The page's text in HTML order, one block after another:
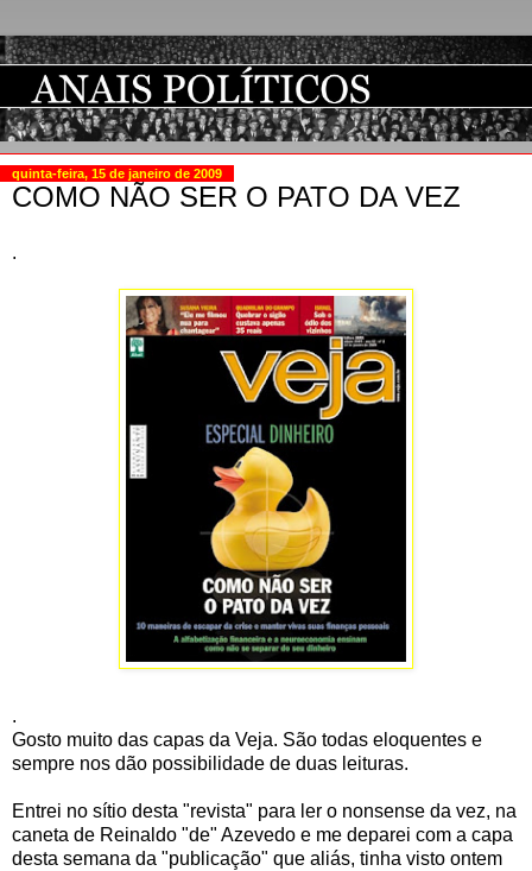
quinta-feira, 15 de janeiro de 2009
COMO NÃO SER O PATO DA VEZ
.
.
Gosto muito das capas da Veja. São todas eloquentes e
sempre nos dão possibilidade de duas leituras.
Entrei no sítio desta "revista" para ler o nonsense da vez, na
caneta de Reinaldo "de" Azevedo e me deparei com a capa
desta semana da "publicação" que aliás, tinha visto ontem